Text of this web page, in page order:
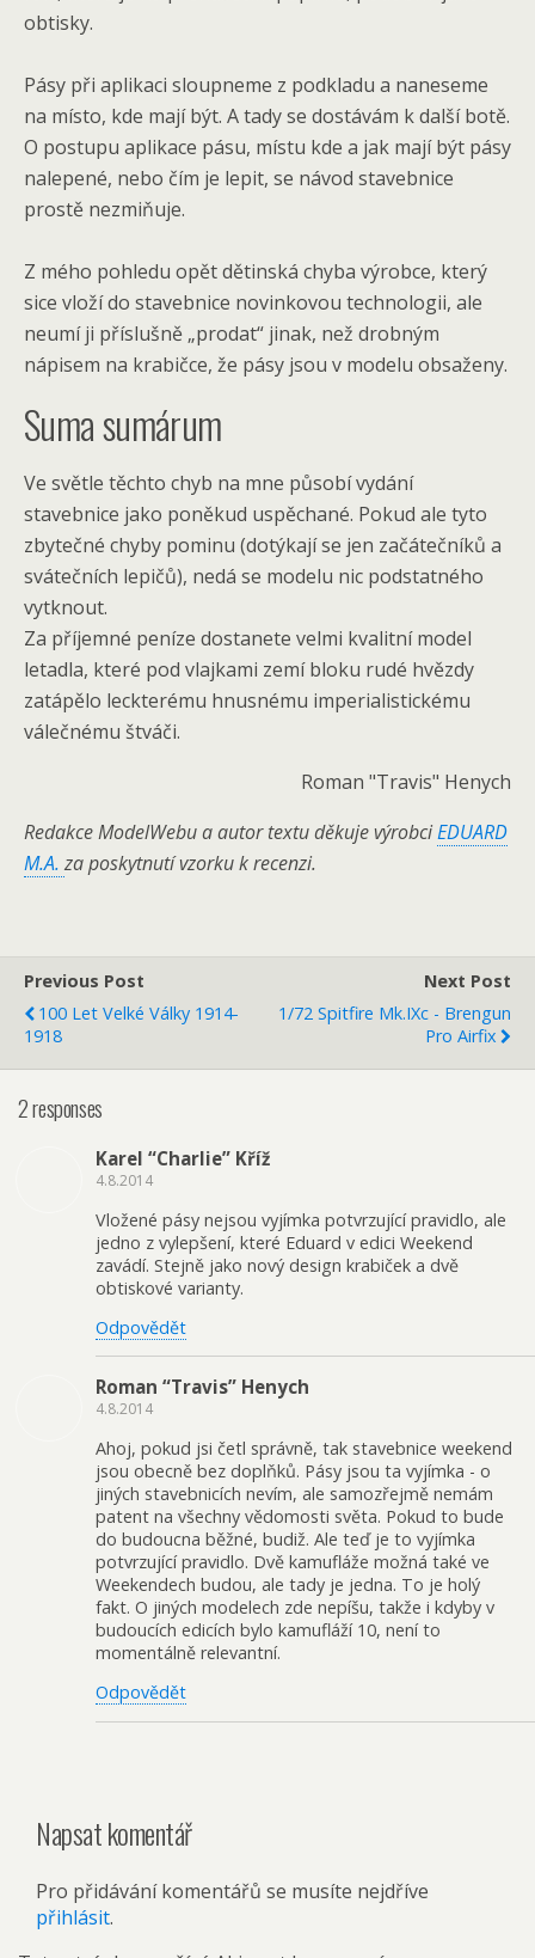
obtisky.
Pásy při aplikaci sloupneme z podkladu a naneseme
na místo, kde mají být. A tady se dostávám k další botě.
O postupu aplikace pásu, místu kde a jak mají být pásy
nalepené, nebo čím je lepit, se návod stavebnice
prostě nezmiňuje.
Z mého pohledu opět dětinská chyba výrobce, který
sice vloží do stavebnice novinkovou technologii, ale
neumí ji příslušně „prodat“ jinak, než drobným
nápisem na krabičce, že pásy jsou v modelu obsaženy.
Suma sumárum
Ve světle těchto chyb na mne působí vydání
stavebnice jako poněkud uspěchané. Pokud ale tyto
zbytečné chyby pominu (dotýkají se jen začátečníků a
svátečních lepičů), nedá se modelu nic podstatného
vytknout.
Za příjemné peníze dostanete velmi kvalitní model
letadla, které pod vlajkami zemí bloku rudé hvězdy
zatápělo leckterému hnusnému imperialistickému
válečnému štváči.
Roman "Travis" Henych
Redakce ModelWebu a autor textu děkuje výrobciEDUARD
M.A.za poskytnutí vzorku k recenzi.
Previous Post
100 Let Velké Války 1914-
1918
Next Post
1/72 Spitfire Mk.IXc - Brengun
Pro Airfix
2 responses
Karel “Charlie” Kříž
4.8.2014
Vložené pásy nejsou vyjímka potvrzující pravidlo, ale
jedno z vylepšení, které Eduard v edici Weekend
zavádí. Stejně jako nový design krabiček a dvě
obtiskové varianty.
Odpovědět
Roman “Travis” Henych
4.8.2014
Ahoj, pokud jsi četl správně, tak stavebnice weekend
jsou obecně bez doplňků. Pásy jsou ta vyjímka - o
jiných stavebnicích nevím, ale samozřejmě nemám
patent na všechny vědomosti světa. Pokud to bude
do budoucna běžné, budiž. Ale teď je to vyjímka
potvrzující pravidlo. Dvě kamufláže možná také ve
Weekendech budou, ale tady je jedna. To je holý
fakt. O jiných modelech zde nepíšu, takže i kdyby v
budoucích edicích bylo kamufláží 10, není to
momentálně relevantní.
Odpovědět
Napsat komentář
Pro přidávání komentářů se musíte nejdříve
přihlásit.